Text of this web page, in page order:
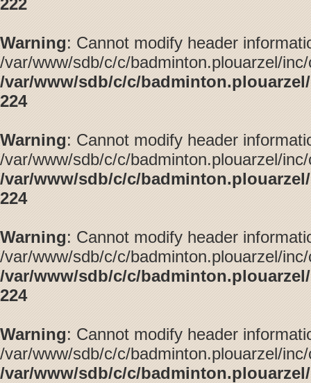
222
Warning: Cannot modify header
/var/www/sdb/c/c/badminton.plouarzel/
/var/www/sdb/c/c/
224
Warning: Cannot modify header
/var/www/sdb/c/c/badminton.plouarzel/
/var/www/sdb/c/c/
224
Warning: Cannot modify header
/var/www/sdb/c/c/badminton.plouarzel/
/var/www/sdb/c/c/
224
Warning: Cannot modify header
/var/www/sdb/c/c/badminton.plouarzel/
/var/www/sdb/c/c/